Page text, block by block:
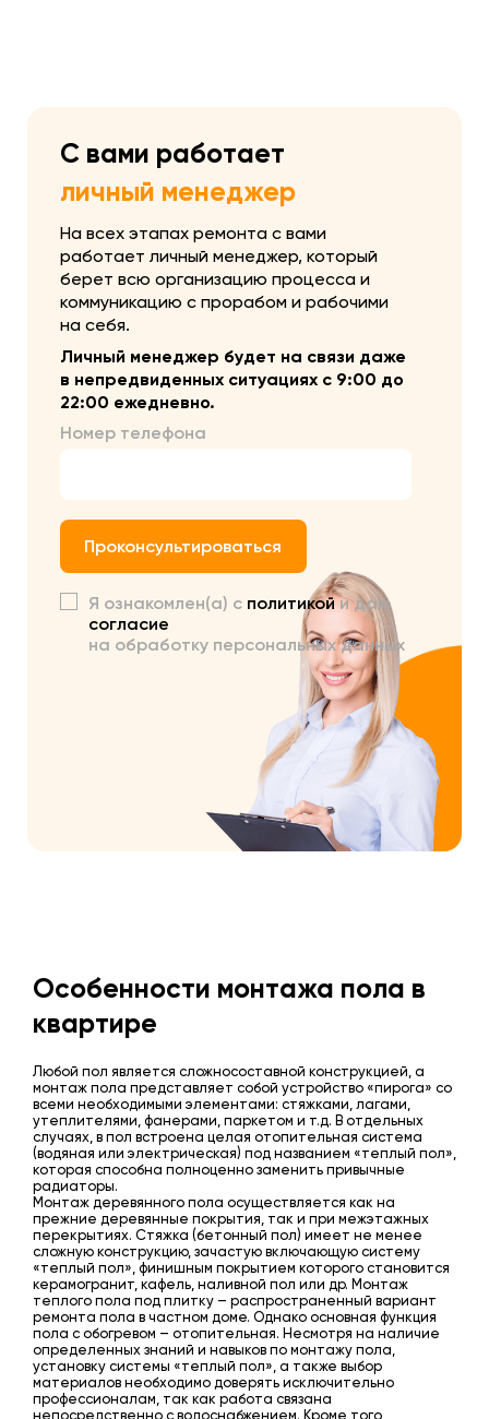
С вами работает
личный менеджер
На всех этапах ремонта с вами
работает личный менеджер, который
берет всю организацию процесса и
коммуникацию с прорабом и рабочими
на себя.
Личный менеджер будет на связи даже
в непредвиденных ситуациях с 9:00 до
22:00 ежедневно.
Номер телефона
Проконсультироваться
Я ознакомлен(а) с политикойи даю
согласие
на обработку персональных данных
Особенности монтажа пола в
квартире
Любой пол является сложносоставной конструкцией, а
монтаж пола представляет собой устройство «пирога» со
всеми необходимыми элементами: стяжками, лагами,
утеплителями, фанерами, паркетом и т.д. В отдельных
случаях, в пол встроена целая отопительная система
(водяная или электрическая) под названием «теплый пол»,
которая способна полноценно заменить привычные
радиаторы.
Монтаж деревянного пола осуществляется как на
прежние деревянные покрытия, так и при межэтажных
перекрытиях. Стяжка (бетонный пол) имеет не менее
сложную конструкцию, зачастую включающую систему
«теплый пол», финишным покрытием которого становится
керамогранит, кафель, наливной пол или др. Монтаж
теплого пола под плитку – распространенный вариант
ремонта пола в частном доме. Однако основная функция
пола с обогревом – отопительная. Несмотря на наличие
определенных знаний и навыков по монтажу пола,
установку системы «теплый пол», а также выбор
материалов необходимо доверять исключительно
профессионалам, так как работа связана
непосредственно с водоснабжением. Кроме того,